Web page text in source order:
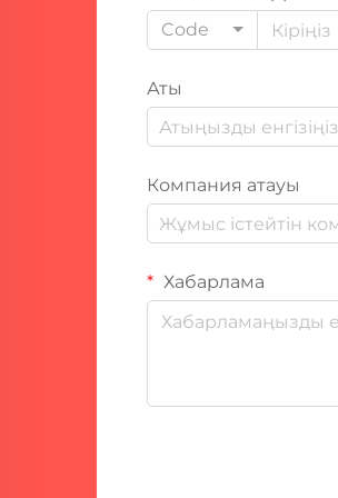
Code
Аты
Компания атауы
Хабарлама